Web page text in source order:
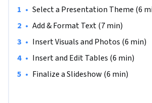
practices for finalizing your presentation
• Select a Presentation Theme (6
• Add & Format Text (7 min)
• Insert Visuals and Photos (6 min)
• Insert and Edit Tables (6 min)
• Finalize a Slideshow (6 min)